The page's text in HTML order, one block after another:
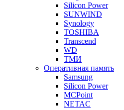
Silicon Power
SUNWIND
Synology
TOSHIBA
Transcend
WD
ТМИ
Оперативная память
Samsung
Silicon Power
MCPoint
NETAC